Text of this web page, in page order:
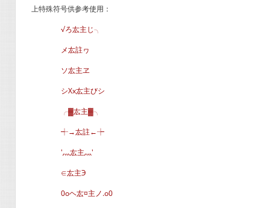
上特殊符号供参考使用：
√ろ厷主じ╮
メ厷註ヮ
ソ厷主ヱ
シXx厷主びシ
╭▓厷主▓╮
┽→厷註←┾
′灬厷主灬′
∈厷主Э
0oヘ厷¤主ノ.o0